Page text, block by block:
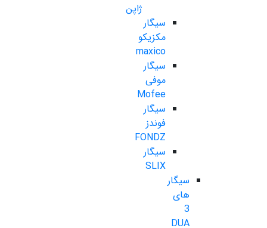
ژاپن
سیگار
مکزیکو
maxico
سیگار
موفی
Mofee
سیگار
فوندز
FONDZ
سیگار
SLIX
سیگار
های
3
DUA